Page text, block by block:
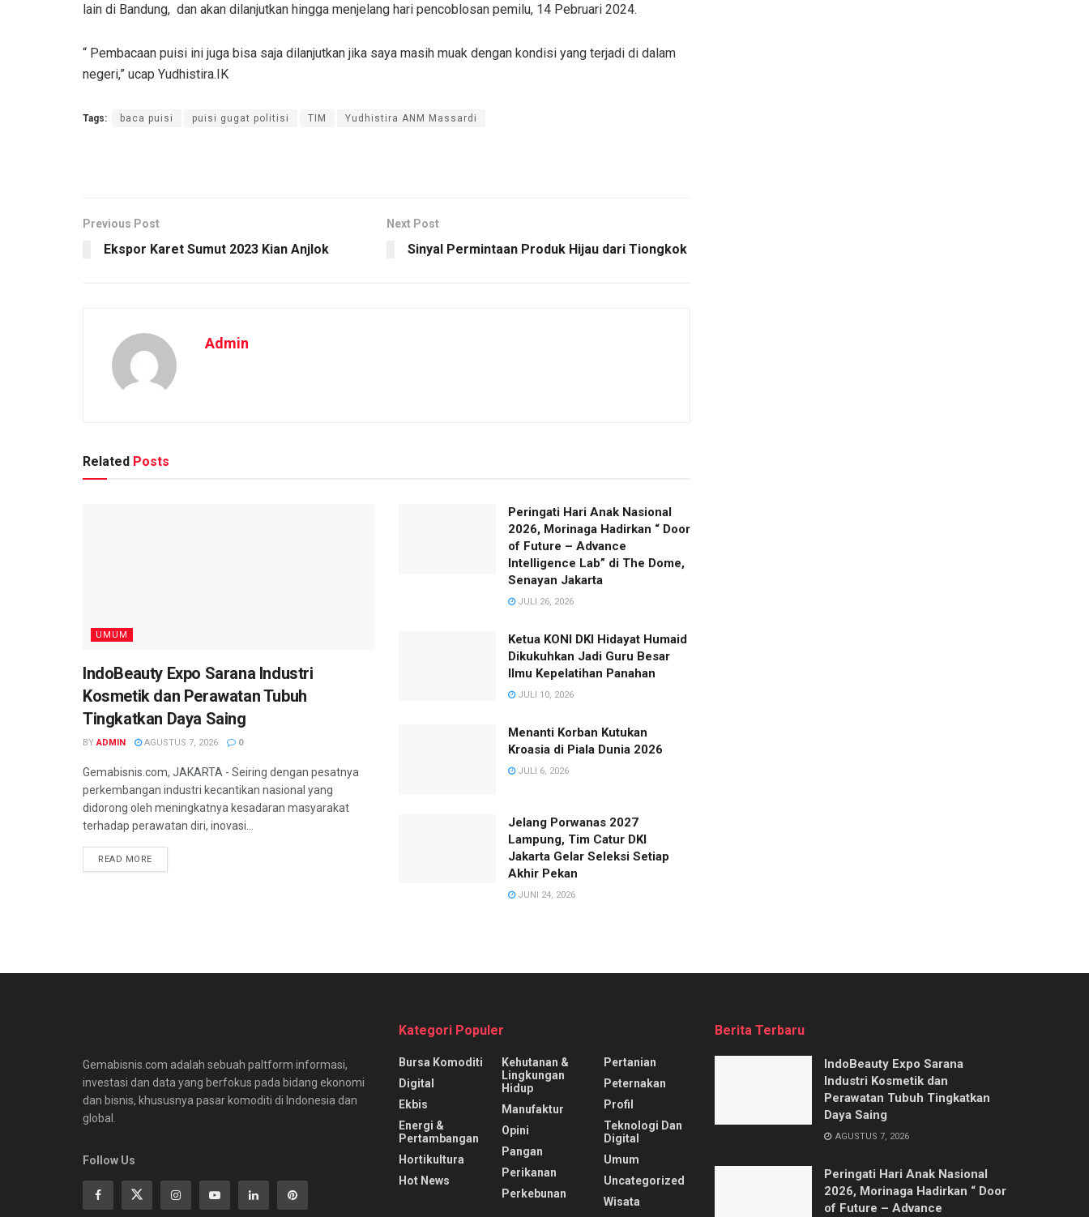
lain di Bandung, dan akan dilanjutkan hingga menjelang hari pencoblosan pemilu, 14 Pebruari 2024.
“ Pembacaan puisi ini juga bisa saja dilanjutkan jika saya masih muak dengan kondisi yang terjadi di dalam
negeri,” ucap Yudhistira.IK
Tags: baca puisi puisi gugat politisi TIM Yudhistira ANM Massardi
Previous Post
Ekspor Karet Sumut 2023 Kian Anjlok
Next Post
Sinyal Permintaan Produk Hijau dari Tiongkok
Admin
Related Posts
UMUM
IndoBeauty Expo Sarana Industri
Kosmetik dan Perawatan Tubuh
Tingkatkan Daya Saing
BY ADMIN AGUSTUS 7, 2026 0
Gemabisnis.com, JAKARTA - Seiring dengan pesatnya
perkembangan industri kecantikan nasional yang
didorong oleh meningkatnya kesadaran masyarakat
terhadap perawatan diri, inovasi...
READ MORE
Peringati Hari Anak Nasional
2026, Morinaga Hadirkan “ Door
of Future – Advance
Intelligence Lab” di The Dome,
Senayan Jakarta
JULI 26, 2026
Ketua KONI DKI Hidayat Humaid
Dikukuhkan Jadi Guru Besar
Ilmu Kepelatihan Panahan
JULI 10, 2026
Menanti Korban Kutukan
Kroasia di Piala Dunia 2026
JULI 6, 2026
Jelang Porwanas 2027
Lampung, Tim Catur DKI
Jakarta Gelar Seleksi Setiap
Akhir Pekan
JUNI 24, 2026
Gemabisnis.com adalah sebuah paltform informasi,
investasi dan data yang berfokus pada bidang ekonomi
dan bisnis, khususnya pasar komoditi di Indonesia dan
global.
Follow Us
Kategori Populer
Bursa Komoditi
Digital
Ekbis
Energi &
Pertambangan
Hortikultura
Hot News
Kehutanan &
Lingkungan
Hidup
Manufaktur
Opini
Pangan
Perikanan
Perkebunan
Pertanian
Peternakan
Profil
Teknologi Dan
Digital
Umum
Uncategorized
Wisata
Berita Terbaru
IndoBeauty Expo Sarana
Industri Kosmetik dan
Perawatan Tubuh Tingkatkan
Daya Saing
AGUSTUS 7, 2026
Peringati Hari Anak Nasional
2026, Morinaga Hadirkan “ Door
of Future – Advance